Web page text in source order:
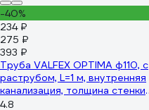
-40%
234 ₽
275 ₽
393 ₽
Труба VALFEX OPTIMA ф110, с
раструбом, L=1 м, внутренняя
канализация, толщина стенки
2.2 211100100
4.8